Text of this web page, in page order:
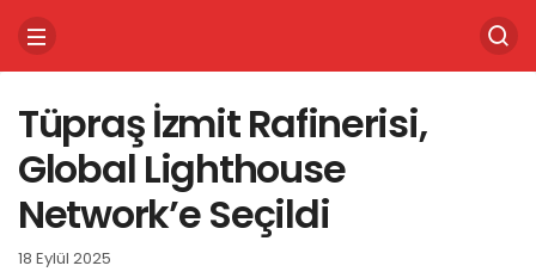
Tüpraş İzmit Rafinerisi,
Global Lighthouse
Network’e Seçildi
18 Eylül 2025